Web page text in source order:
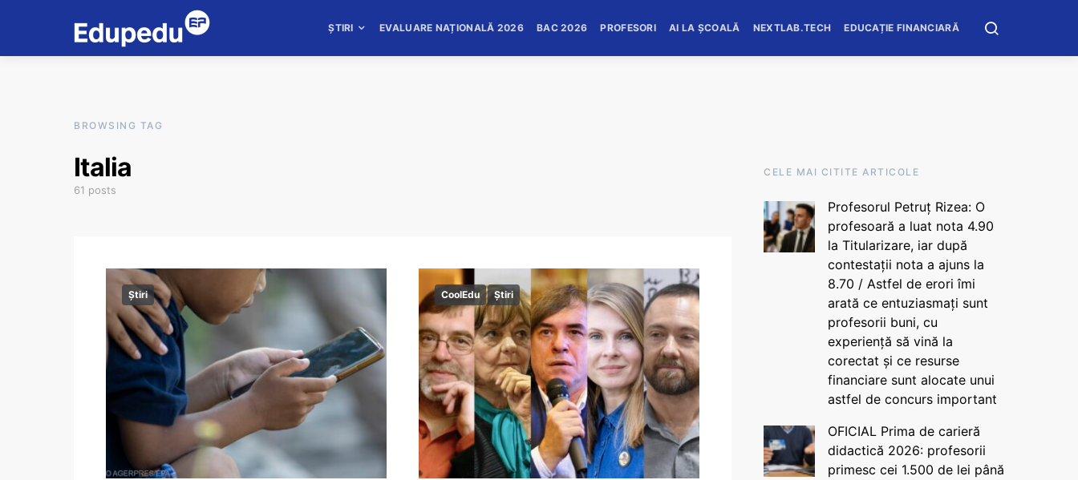
ȘTIRI EVALUARE NAȚIONALĂ 2026 BAC 2026 PROFESORI AI LA ȘCOALĂ NEXTLAB.TECH EDUCAȚIE FINANCIARĂ
BROWSING TAG
Italia
61 posts
Știri CoolEdu Știri
CELE MAI CITITE ARTICOLE
Profesorul Petruț Rizea: O
profesoară a luat nota 4.90
la Titularizare, iar după
contestații nota a ajuns la
8.70 / Astfel de erori îmi
arată ce entuziasmați sunt
profesorii buni, cu
experiență să vină la
corectat și ce resurse
financiare sunt alocate unui
astfel de concurs important
OFICIAL Prima de carieră
didactică 2026: profesorii
primesc cei 1.500 de lei până